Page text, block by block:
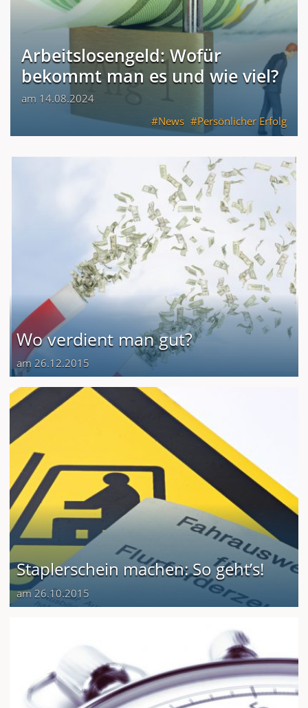
Arbeitslosengeld: Wofür
bekommt man es und wie viel?
am 14.08.2024
News
Persönlicher Erfolg
Wo verdient man gut?
am 26.12.2015
Staplerschein machen: So geht’s!
am 26.10.2015